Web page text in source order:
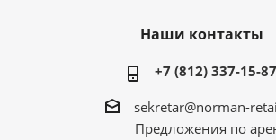
Наши контакты
+7 (812) 337-15-87
sekretar@norman-
Предложения по